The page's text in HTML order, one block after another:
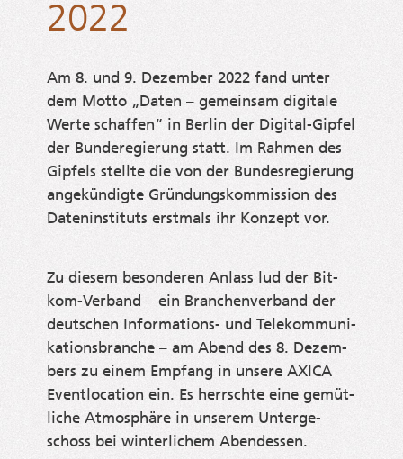
2022
Am 8. und 9. Dezem­ber 2022 fand unter
dem Mot­to „Daten – gemein­sam digi­ta­le
Wer­te schaf­fen“ in Ber­lin der Digi­tal-Gip­fel
der Bund­e­re­gie­rung statt. Im Rah­men des
Gip­fels stell­te die von der Bun­des­re­gie­rung
ange­kün­dig­te Grün­dungs­kom­mis­si­on des
Daten­in­sti­tuts erst­mals ihr Kon­zept vor.
Zu die­sem beson­de­ren Anlass lud der Bit­
kom-Ver­band – ein Bran­chen­ver­band der
deut­schen Infor­ma­ti­ons- und Tele­kom­mu­ni­
ka­ti­ons­bran­che – am Abend des 8. Dezem­
bers zu einem Emp­fang in unse­re AXICA
Event­lo­ca­ti­on ein. Es herrsch­te eine gemüt­
li­che Atmo­sphä­re in unse­rem Unter­ge­
schoss bei win­ter­li­chem Abendessen.